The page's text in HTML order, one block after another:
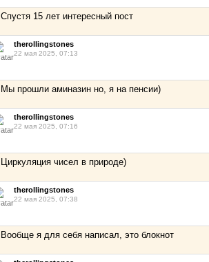
Спустя 15 лет интересный пост
therollingstones
22 мая 2025, 07:13
Мы прошли аминазин но, я на пенсии)
therollingstones
22 мая 2025, 07:16
Циркуляция чисел в природе)
therollingstones
22 мая 2025, 07:38
Вообще я для себя написал, это блокнот